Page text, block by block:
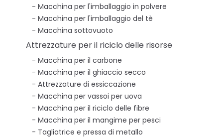
Macchina per l'imballaggio in polvere
Macchina per l'imballaggio del tè
Macchina sottovuoto
Attrezzature per il riciclo delle risorse
Macchina per il carbone
Macchina per il ghiaccio secco
Attrezzature di essiccazione
Macchina per vassoi per uova
Macchina per il riciclo delle fibre
Macchina per il mangime per pesci
Tagliatrice e pressa di metallo